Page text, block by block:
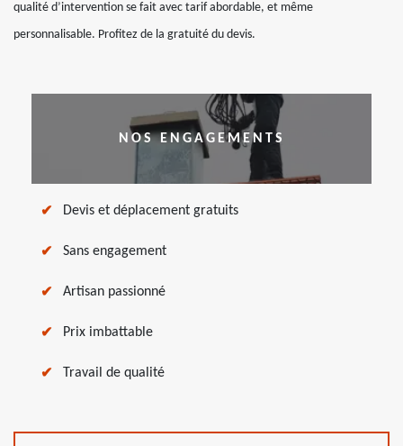
qualité d’intervention se fait avec tarif abordable, et même
personnalisable. Profitez de la gratuité du devis.
NOS ENGAGEMENTS
Devis et déplacement gratuits
Sans engagement
Artisan passionné
Prix imbattable
Travail de qualité